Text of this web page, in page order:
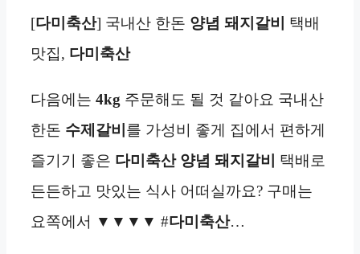
[다미축산] 국내산 한돈 양념 돼지갈비
택배
맛집, 다미축산
다음에는 4kg 주문해도 될 것 같아요 국내산
한돈 수제 갈비 를 가성비 좋게 집에서 편하게
즐기기 좋은 다미축산 양념 돼지갈비
택배로
든든하고 맛있는 식사 어떠실까요? 구매는
요쪽에서 ▼▼▼▼ #다미축산…